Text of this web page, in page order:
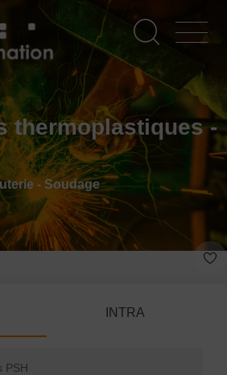
thermoplastiques -
- Soudage
INTRA
PSH